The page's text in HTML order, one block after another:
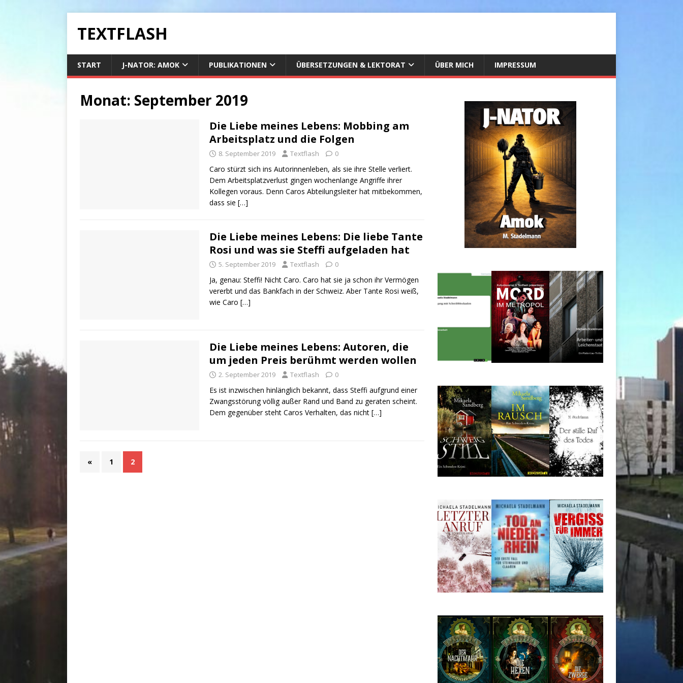
TEXTFLASH
START J-NATOR: AMOK PUBLIKATIONEN ÜBERSETZUNGEN & LEKTORAT ÜBER MICH IMPRESSUM
Monat: September 2019
Die Liebe meines Lebens: Mobbing am
Arbeitsplatz und die Folgen
8. September 2019 Textflash 0
Caro stürzt sich ins Autorinnenleben, als sie ihre Stelle verliert.
Dem Arbeitsplatzverlust gingen wochenlange Angriffe ihrer
Kollegen voraus. Denn Caros Abteilungsleiter hat mitbekommen,
dass sie […]
Die Liebe meines Lebens: Die liebe Tante
Rosi und was sie Steffi aufgeladen hat
5. September 2019 Textflash 0
Ja, genau: Steffi! Nicht Caro. Caro hat sie ja schon ihr Vermögen
vererbt und das Bankfach in der Schweiz. Aber Tante Rosi weiß,
wie Caro […]
Die Liebe meines Lebens: Autoren, die
um jeden Preis berühmt werden wollen
2. September 2019 Textflash 0
Es ist inzwischen hinlänglich bekannt, dass Steffi aufgrund einer
Zwangsstörung völlig außer Rand und Band zu geraten scheint.
Dem gegenüber steht Caros Verhalten, das nicht […]
« 1 2